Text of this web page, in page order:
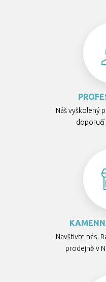
Náš vyškolený
doporučí
Navštivte nás.
prodejně v